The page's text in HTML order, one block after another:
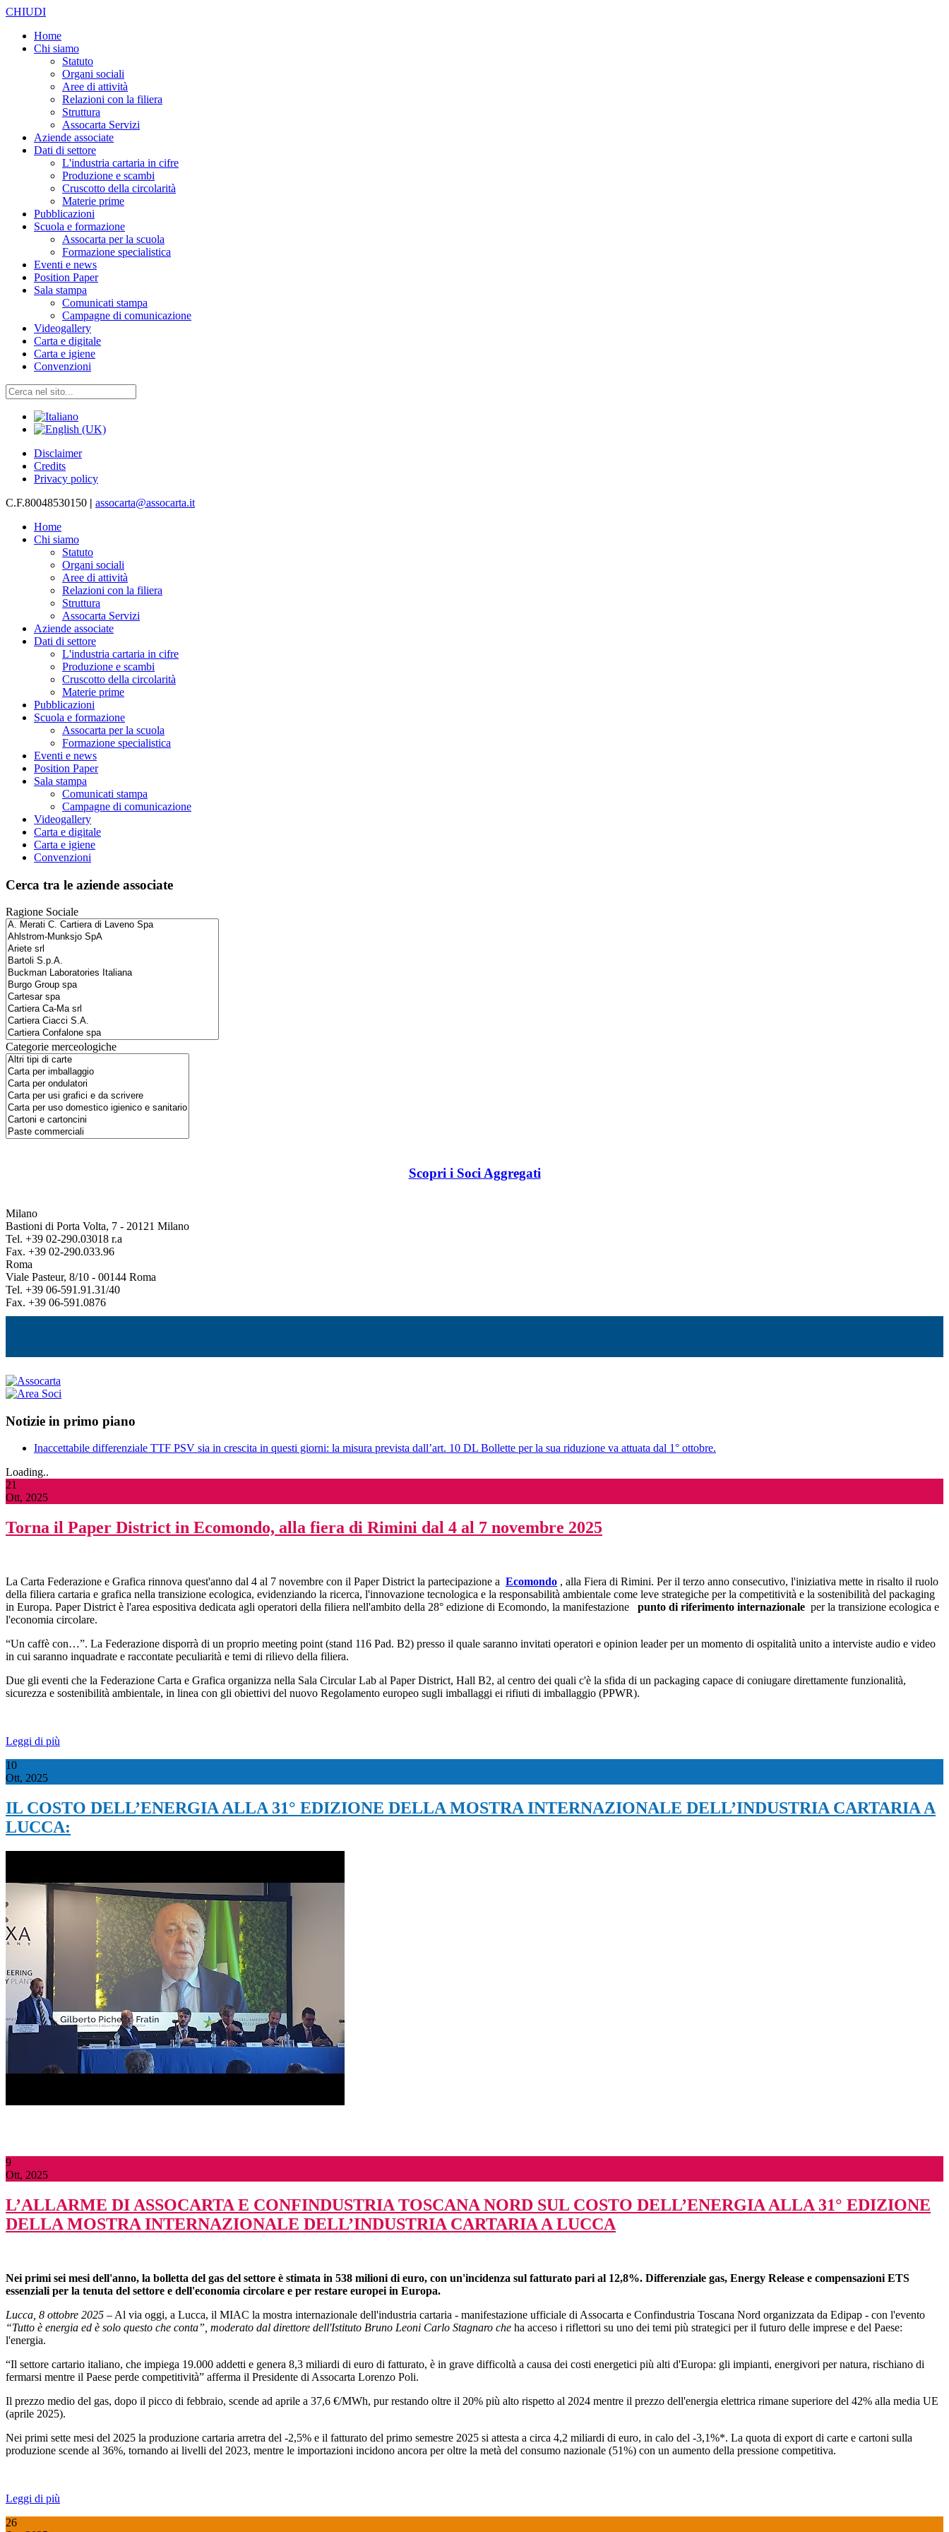
CHIUDI
Home
Chi siamo
Statuto
Organi sociali
Aree di attività
Relazioni con la filiera
Struttura
Assocarta Servizi
Aziende associate
Dati di settore
L'industria cartaria in cifre
Produzione e scambi
Cruscotto della circolarità
Materie prime
Pubblicazioni
Scuola e formazione
Assocarta per la scuola
Formazione specialistica
Eventi e news
Position Paper
Sala stampa
Comunicati stampa
Campagne di comunicazione
Videogallery
Carta e digitale
Carta e igiene
Convenzioni
Disclaimer
Credits
Privacy policy
C.F.80048530150 | assocarta@assocarta.it
Home
Chi siamo
Statuto
Organi sociali
Aree di attività
Relazioni con la filiera
Struttura
Assocarta Servizi
Aziende associate
Dati di settore
L'industria cartaria in cifre
Produzione e scambi
Cruscotto della circolarità
Materie prime
Pubblicazioni
Scuola e formazione
Assocarta per la scuola
Formazione specialistica
Eventi e news
Position Paper
Sala stampa
Comunicati stampa
Campagne di comunicazione
Videogallery
Carta e digitale
Carta e igiene
Convenzioni
Cerca tra le aziende associate
Ragione Sociale
Categorie merceologiche
Scopri i Soci Aggregati
Milano
Bastioni di Porta Volta, 7 - 20121 Milano
Tel. +39 02-290.03018 r.a
Fax. +39 02-290.033.96
Roma
Viale Pasteur, 8/10 - 00144 Roma
Tel. +39 06-591.91.31/40
Fax. +39 06-591.0876
Notizie in primo piano
Inaccettabile differenziale TTF PSV sia in crescita in questi giorni: la misura prevista dall’art. 10 DL Bollette per la sua riduzione va attuata dal 1° ottobre.
Loading..
21
Ott, 2025
Torna il Paper District in Ecomondo, alla fiera di Rimini dal 4 al 7 novembre 2025
La Carta Federazione e Grafica rinnova quest'anno dal 4 al 7 novembre con il Paper District la partecipazione a Ecomondo , alla Fiera di Rimini. Per il terzo anno consecutivo, l'iniziativa mette in risalto il ruolo
della filiera cartaria e grafica nella transizione ecologica, evidenziando la ricerca, l'innovazione tecnologica e la responsabilità ambientale come leve strategiche per la competitività e la sostenibilità del packaging
in Europa. Paper District è l'area espositiva dedicata agli operatori della filiera nell'ambito della 28° edizione di Ecomondo, la manifestazione punto di riferimento internazionale per la transizione ecologica e
l'economia circolare.
“Un caffè con…”. La Federazione disporrà di un proprio meeting point (stand 116 Pad. B2) presso il quale saranno invitati operatori e opinion leader per un momento di ospitalità unito a interviste audio e video
in cui saranno inquadrate e raccontate peculiarità e temi di rilievo della filiera.
Due gli eventi che la Federazione Carta e Grafica organizza nella Sala Circular Lab al Paper District, Hall B2, al centro dei quali c'è la sfida di un packaging capace di coniugare direttamente funzionalità,
sicurezza e sostenibilità ambientale, in linea con gli obiettivi del nuovo Regolamento europeo sugli imballaggi ei rifiuti di imballaggio (PPWR).
Leggi di più
10
Ott, 2025
IL COSTO DELL’ENERGIA ALLA 31° EDIZIONE DELLA MOSTRA INTERNAZIONALE DELL’INDUSTRIA CARTARIA A
LUCCA:
9
Ott, 2025
L’ALLARME DI ASSOCARTA E CONFINDUSTRIA TOSCANA NORD SUL COSTO DELL’ENERGIA ALLA 31° EDIZIONE
DELLA MOSTRA INTERNAZIONALE DELL’INDUSTRIA CARTARIA A LUCCA
Nei primi sei mesi dell'anno, la bolletta del gas del settore è stimata in 538 milioni di euro, con un'incidenza sul fatturato pari al 12,8%. Differenziale gas, Energy Release e compensazioni ETS
essenziali per la tenuta del settore e dell'economia circolare e per restare europei in Europa.
Lucca, 8 ottobre 2025 – Al via oggi, a Lucca, il MIAC la mostra internazionale dell'industria cartaria - manifestazione ufficiale di Assocarta e Confindustria Toscana Nord organizzata da Edipap - con l'evento
“Tutto è energia ed è solo questo che conta”, moderato dal direttore dell'Istituto Bruno Leoni Carlo Stagnaro che ha acceso i riflettori su uno dei temi più strategici per il futuro delle imprese e del Paese:
l'energia.
“Il settore cartario italiano, che impiega 19.000 addetti e genera 8,3 miliardi di euro di fatturato, è in grave difficoltà a causa dei costi energetici più alti d'Europa: gli impianti, energivori per natura, rischiano di
fermarsi mentre il Paese perde competitività” afferma il Presidente di Assocarta Lorenzo Poli.
Il prezzo medio del gas, dopo il picco di febbraio, scende ad aprile a 37,6 €/MWh, pur restando oltre il 20% più alto rispetto al 2024 mentre il prezzo dell'energia elettrica rimane superiore del 42% alla media UE
(aprile 2025).
Nei primi sette mesi del 2025 la produzione cartaria arretra del -2,5% e il fatturato del primo semestre 2025 si attesta a circa 4,2 miliardi di euro, in calo del -3,1%*. La quota di export di carte e cartoni sulla
produzione scende al 36%, tornando ai livelli del 2023, mentre le importazioni incidono ancora per oltre la metà del consumo nazionale (51%) con un aumento della pressione competitiva.
Leggi di più
26